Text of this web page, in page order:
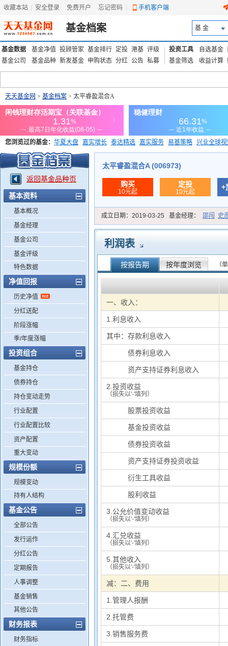
收藏本站 安全登录 免费开户 忘记密码 手机客户端
基金档案 基 金
基金数据 基金净值 投顾管家 基金排行 定投 港基 评级
基金公司
基金品种 新发基金 申购状态 分红 公告 私募
投资工具 自选基金
基金筛选
收益计算
天天基金网 > 基金档案 > 太平睿盈混合A
您浏览过的基金： 华夏大盘 嘉实增长 泰达精选 嘉实服务 易基策略 兴业全球
添富优势 华安宏利 上证180价值ETF
返回基金品种页
基本资料
基本概况
基金经理
基金公司
基金评级
特色数据
净值回报
历史净值
分红送配
阶段涨幅
季/年度涨幅
投资组合
基金持仓
债券持仓
持仓变动走势
行业配置
行业配置比较
资产配置
重大变动
规模份额
规模变动
持有人结构
基金公告
全部公告
发行运作
分红公告
定期报告
人事调整
基金销售
其他公告
财务报表
财务指标
太平睿盈混合A (006973)
购买
10元起
定投
10元起
+
成立日期： 2019-03-25 基金经理： 邵闯 史
利润表
按报告期 按年度浏览 （
一、收入：
1.利息收入
其中：存款利息收入
债券利息收入
资产支持证券利息收入
2.投资收益
（损失以'-'填列）
股票投资收益
基金投资收益
债券投资收益
资产支持证券投资收益
衍生工具收益
股利收益
3.公允价值变动收益
（损失以'-'填列）
4.汇兑收益
（损失以'-'填列）
5.其他收入
（损失以'-'填列）
减：二、费用
1.管理人报酬
2.托管费
3.销售服务费